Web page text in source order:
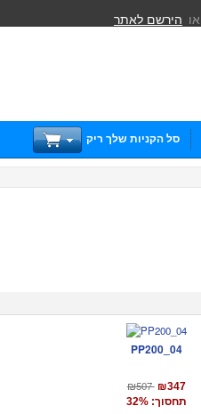
או הירשם לאתר
סל הקניות שלך ריק
PP200_04
₪507 ₪347
תחסוך: 32%